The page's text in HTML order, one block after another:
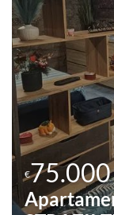
€85.000
MOTILOR